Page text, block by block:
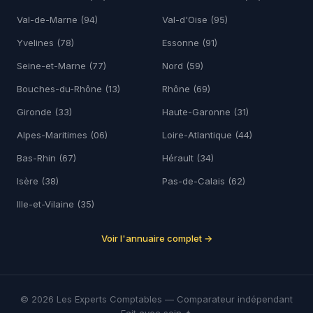
Val-de-Marne (94) Val-d'Oise (95)
Yvelines (78) Essonne (91)
Seine-et-Marne (77) Nord (59)
Bouches-du-Rhône (13) Rhône (69)
Gironde (33) Haute-Garonne (31)
Alpes-Maritimes (06) Loire-Atlantique (44)
Bas-Rhin (67) Hérault (34)
Isère (38) Pas-de-Calais (62)
Ille-et-Vilaine (35)
Voir l'annuaire complet →
© 2026 Les Experts Comptables — Comparateur indépendant